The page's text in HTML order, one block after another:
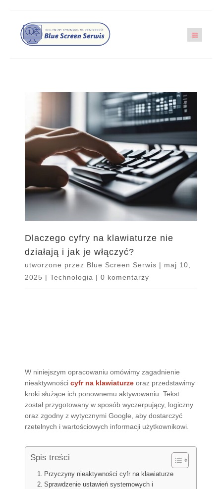
Dlaczego cyfry na klawiaturze nie
działają i jak je włączyć?
utworzone przez Blue Screen Serwis | maj 10,
2025 |Technologia |0 komentarzy
W niniejszym opracowaniu omówimy zagadnienie
nieaktywnościcyfr na klawiaturze oraz przedstawimy
kroki służące ich ponownemu aktywowaniu. Tekst
został przygotowany w sposób wyczerpujący, logiczny
oraz zgodny z wytycznymi Google, aby dostarczyć
rzetelnych i wartościowych informacji użytkownikowi.
Spis treści
Przyczyny nieaktywności cyfr na klawiaturze
Sprawdzenie ustawień systemowych i